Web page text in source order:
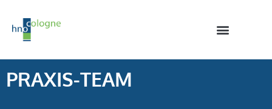
PRAXIS-TEAM